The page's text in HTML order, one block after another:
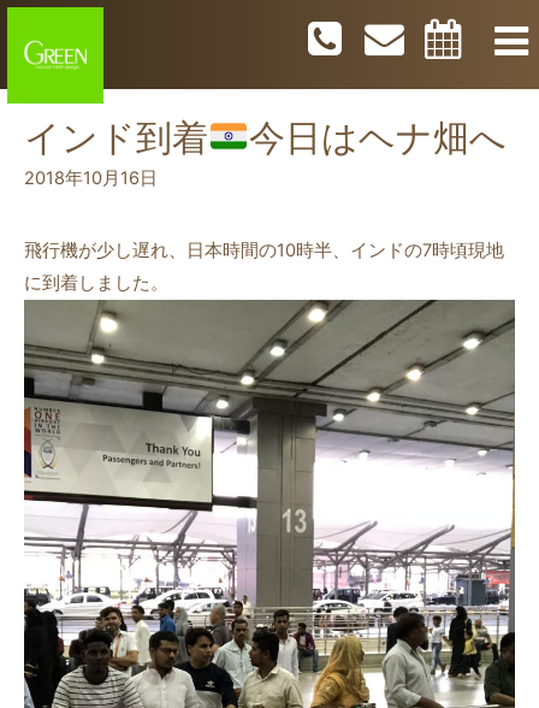
インド到着 今日はヘナ畑へ
2018年10月16日
飛行機が少し遅れ、日本時間の10時半、インドの7時頃現地
に到着しました。